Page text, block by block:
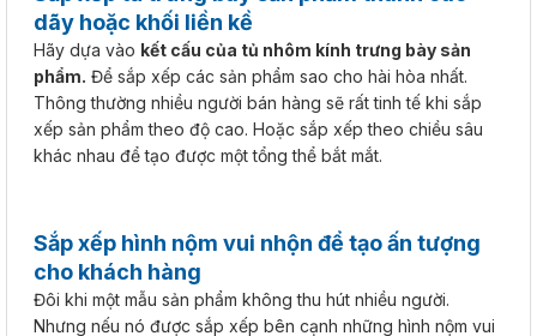
dãy hoặc khối liền kề
Hãy dựa vào kết cấu của tủ nhôm kính trưng bày sản
phẩm. Để sắp xếp các sản phẩm sao cho hài hòa nhất.
Thông thường nhiều người bán hàng sẽ rất tinh tế khi sắp
xếp sản phẩm theo độ cao. Hoặc sắp xếp theo chiều sâu
khác nhau để tạo được một tổng thể bắt mắt.
Sắp xếp hình nộm vui nhộn để tạo ấn tượng
cho khách hàng
Đôi khi một mẫu sản phẩm không thu hút nhiều người.
Nhưng nếu nó được sắp xếp bên cạnh những hình nộm vui